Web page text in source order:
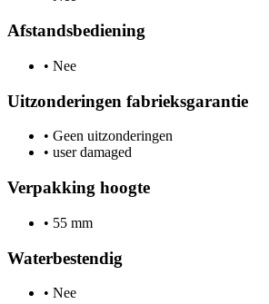
Afstandsbediening
• Nee
Uitzonderingen fabrieksgarantie
• Geen uitzonderingen
• user damaged
Verpakking hoogte
• 55 mm
Waterbestendig
• Nee